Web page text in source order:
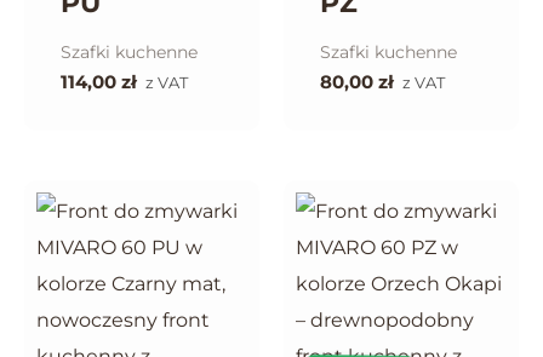
Szafki kuchenne
114,00 zł z VAT
Szafki kuchenne
80,00 zł z VAT